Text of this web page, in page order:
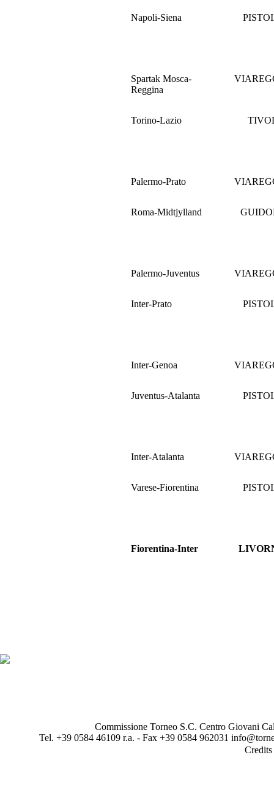
Napoli-Siena
Spartak Mosca-
Reggina
Torino-Lazio
Palermo-Prato
Roma-Midtjylland
Palermo-Juventus
Inter-Prato
Inter-Genoa
Juventus-Atalanta
Inter-Atalanta
Varese-Fiorentina
Fiorentina-Inter
Commissione Torneo S.C. Centro Giovani
Tel. +39 0584 46109 r.a. - Fax +39 0584 962031
Credits